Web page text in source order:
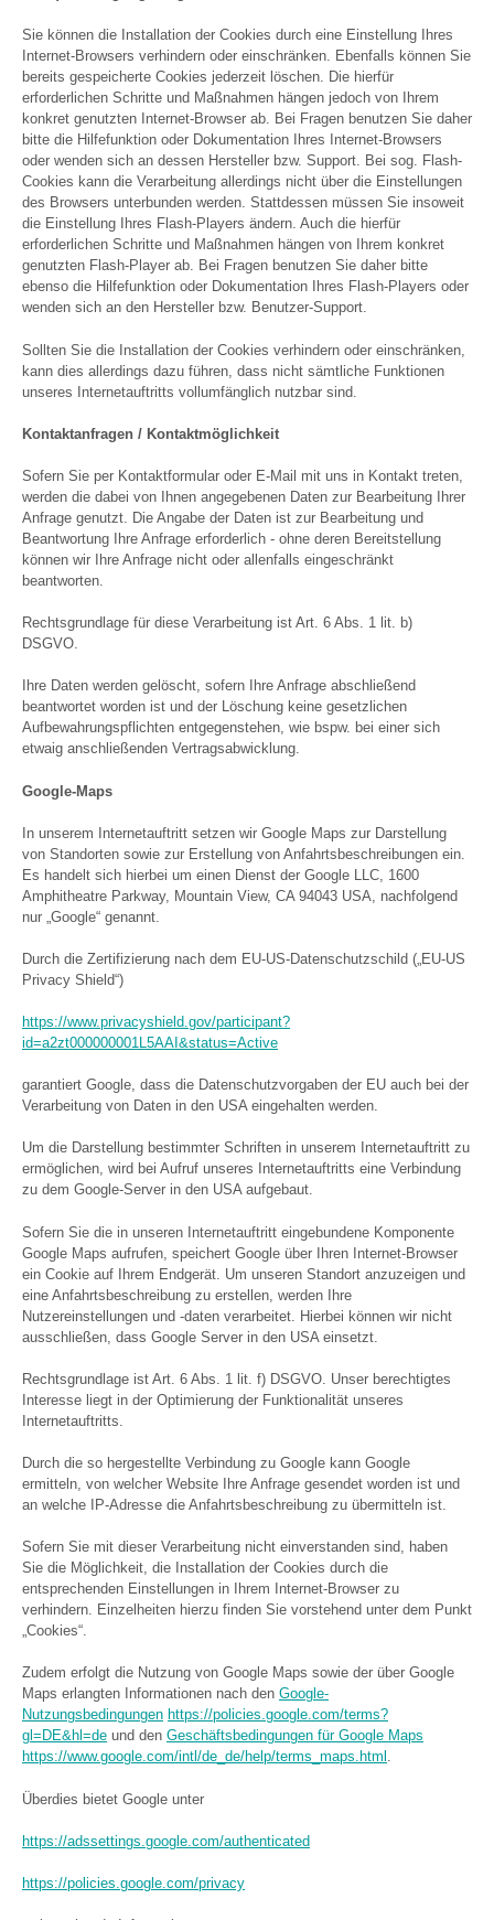
Sie können die Installation der Cookies durch eine Einstellung Ihres
Internet-Browsers verhindern oder einschränken. Ebenfalls können Sie
bereits gespeicherte Cookies jederzeit löschen. Die hierfür
erforderlichen Schritte und Maßnahmen hängen jedoch von Ihrem
konkret genutzten Internet-Browser ab. Bei Fragen benutzen Sie daher
bitte die Hilfefunktion oder Dokumentation Ihres Internet-Browsers
oder wenden sich an dessen Hersteller bzw. Support. Bei sog. Flash-
Cookies kann die Verarbeitung allerdings nicht über die Einstellungen
des Browsers unterbunden werden. Stattdessen müssen Sie insoweit
die Einstellung Ihres Flash-Players ändern. Auch die hierfür
erforderlichen Schritte und Maßnahmen hängen von Ihrem konkret
genutzten Flash-Player ab. Bei Fragen benutzen Sie daher bitte
ebenso die Hilfefunktion oder Dokumentation Ihres Flash-Players oder
wenden sich an den Hersteller bzw. Benutzer-Support.
Sollten Sie die Installation der Cookies verhindern oder einschränken,
kann dies allerdings dazu führen, dass nicht sämtliche Funktionen
unseres Internetauftritts vollumfänglich nutzbar sind.
Kontaktanfragen / Kontaktmöglichkeit
Sofern Sie per Kontaktformular oder E-Mail mit uns in Kontakt treten,
werden die dabei von Ihnen angegebenen Daten zur Bearbeitung Ihrer
Anfrage genutzt. Die Angabe der Daten ist zur Bearbeitung und
Beantwortung Ihre Anfrage erforderlich - ohne deren Bereitstellung
können wir Ihre Anfrage nicht oder allenfalls eingeschränkt
beantworten.
Rechtsgrundlage für diese Verarbeitung ist Art. 6 Abs. 1 lit. b)
DSGVO.
Ihre Daten werden gelöscht, sofern Ihre Anfrage abschließend
beantwortet worden ist und der Löschung keine gesetzlichen
Aufbewahrungspflichten entgegenstehen, wie bspw. bei einer sich
etwaig anschließenden Vertragsabwicklung.
Google-Maps
In unserem Internetauftritt setzen wir Google Maps zur Darstellung
von Standorten sowie zur Erstellung von Anfahrtsbeschreibungen ein.
Es handelt sich hierbei um einen Dienst der Google LLC, 1600
Amphitheatre Parkway, Mountain View, CA 94043 USA, nachfolgend
nur „Google“ genannt.
Durch die Zertifizierung nach dem EU-US-Datenschutzschild („EU-US
Privacy Shield“)
https://www.privacyshield.gov/participant?
id=a2zt000000001L5AAI&status=Active
garantiert Google, dass die Datenschutzvorgaben der EU auch bei der
Verarbeitung von Daten in den USA eingehalten werden.
Um die Darstellung bestimmter Schriften in unserem Internetauftritt zu
ermöglichen, wird bei Aufruf unseres Internetauftritts eine Verbindung
zu dem Google-Server in den USA aufgebaut.
Sofern Sie die in unseren Internetauftritt eingebundene Komponente
Google Maps aufrufen, speichert Google über Ihren Internet-Browser
ein Cookie auf Ihrem Endgerät. Um unseren Standort anzuzeigen und
eine Anfahrtsbeschreibung zu erstellen, werden Ihre
Nutzereinstellungen und -daten verarbeitet. Hierbei können wir nicht
ausschließen, dass Google Server in den USA einsetzt.
Rechtsgrundlage ist Art. 6 Abs. 1 lit. f) DSGVO. Unser berechtigtes
Interesse liegt in der Optimierung der Funktionalität unseres
Internetauftritts.
Durch die so hergestellte Verbindung zu Google kann Google
ermitteln, von welcher Website Ihre Anfrage gesendet worden ist und
an welche IP-Adresse die Anfahrtsbeschreibung zu übermitteln ist.
Sofern Sie mit dieser Verarbeitung nicht einverstanden sind, haben
Sie die Möglichkeit, die Installation der Cookies durch die
entsprechenden Einstellungen in Ihrem Internet-Browser zu
verhindern. Einzelheiten hierzu finden Sie vorstehend unter dem Punkt
„Cookies“.
Zudem erfolgt die Nutzung von Google Maps sowie der über Google
Maps erlangten Informationen nach den Google-
Nutzungsbedingungen https://policies.google.com/terms?
gl=DE&hl=de und den Geschäftsbedingungen für Google Maps
https://www.google.com/intl/de_de/help/terms_maps.html .
Überdies bietet Google unter
https://adssettings.google.com/authenticated
https://policies.google.com/privacy